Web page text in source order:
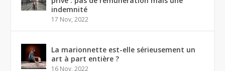
indemnité
17 Nov, 2022
La marionnette est-elle sérieusement un
art à part entière ?
16 Nov, 2022